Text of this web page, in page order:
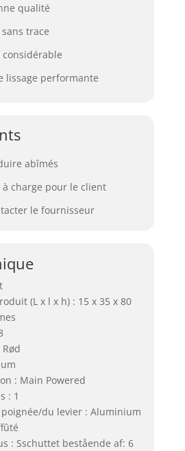
qualité
trace
lissage performante
abîmés
charge pour le client
le fournisseur
(L x l x h) : 15 x 35 x 80
: Main Powered
: 1
du levier : Aluminium
: Sschuttet bestående af: 6